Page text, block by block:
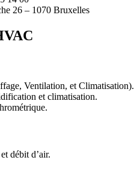
26 – 1070 Bruxelles
Ventilation, et Climatisation).
et climatisation.
débit d’air.